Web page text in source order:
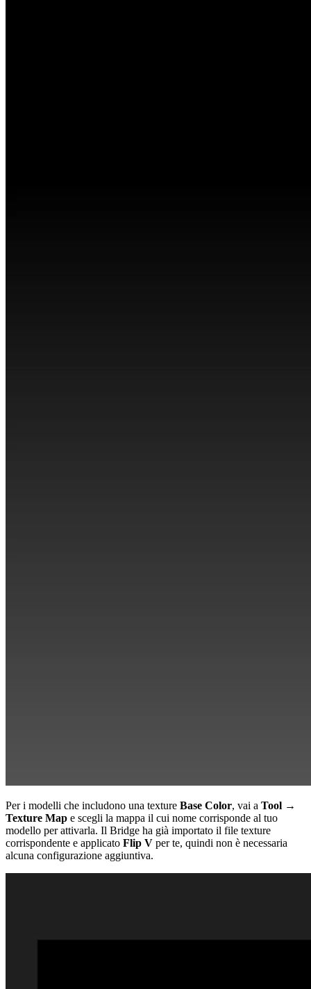
Per i modelli che includono una texture Base Color, vai a Tool →
Texture Map e scegli la mappa il cui nome corrisponde al tuo
modello per attivarla. Il Bridge ha già importato il file texture
corrispondente e applicato Flip V per te, quindi non è necessaria
alcuna configurazione aggiuntiva.